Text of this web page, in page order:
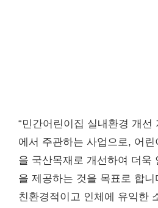
“민간어린이집 실내환경 개선
에서 주관하는 사업으로, 어
을 국산목재로 개선하여 더욱
을 제공하는 것을 목표로 합
친환경적이고 인체에 유익한